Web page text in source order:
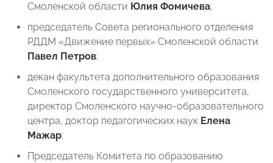
Смоленской области Юлия Фомичева;
председатель Совета регионального отделения
РДДМ «Движение первых» Смоленской области
Павел Петров;
декан факультета дополнительного образования
Смоленского государственного университета,
директор Смоленского научно-образовательного
центра, доктор педагогических наук Елена
Мажар;
Председатель Комитета по образованию